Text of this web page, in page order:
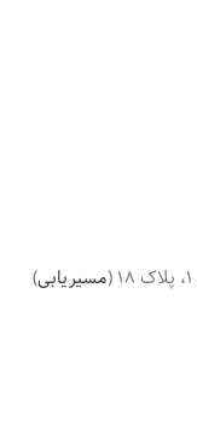
مسیریابی)